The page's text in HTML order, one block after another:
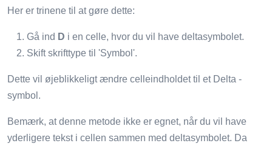
Her er trinene til at gøre dette:
Gå ind D i en celle, hvor du vil have deltasymbolet.
Skift skrifttype til 'Symbol'.
Dette vil øjeblikkeligt ændre celleindholdet til et Delta -
symbol.
Bemærk, at denne metode ikke er egnet, når du vil have
yderligere tekst i cellen sammen med deltasymbolet. Da